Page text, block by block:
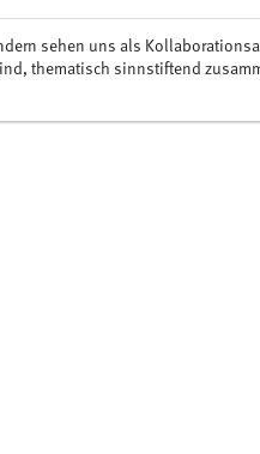
sehen uns als
thematisch sinnstiftend